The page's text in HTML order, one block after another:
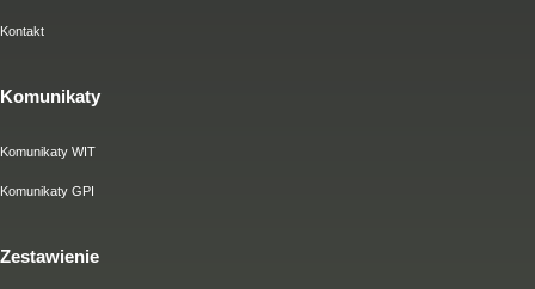
Kontakt
Komunikaty
Komunikaty WIT
Komunikaty GPI
Zestawienie